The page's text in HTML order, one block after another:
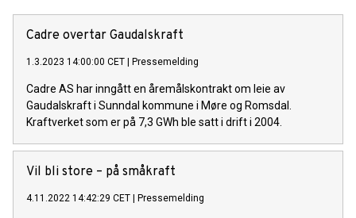
Cadre overtar Gaudalskraft
1.3.2023 14:00:00 CET Pressemelding
Cadre AS har inngått en åremålskontrakt om leie av
Gaudalskraft i Sunndal kommune i Møre og Romsdal.
Kraftverket som er på 7,3 GWh ble satt i drift i 2004.
Vil bli store – på småkraft
4.11.2022 14:42:29 CET Pressemelding